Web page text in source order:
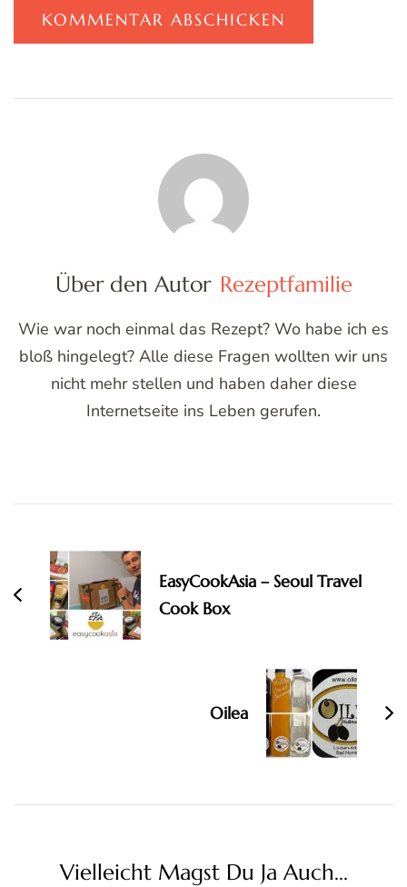
Über den Autor Rezeptfamilie
Wie war noch einmal das Rezept? Wo habe ich es
bloß hingelegt? Alle diese Fragen wollten wir uns
nicht mehr stellen und haben daher diese
Internetseite ins Leben gerufen.
Navigation
EasyCookAsia – Seoul Travel
Cook Box
Oilea
Vielleicht Magst Du Ja Auch...